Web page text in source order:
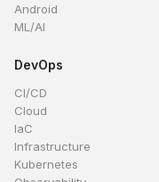
Android
ML/AI
DevOps
CI/CD
Cloud
IaC
Infrastructure
Kubernetes